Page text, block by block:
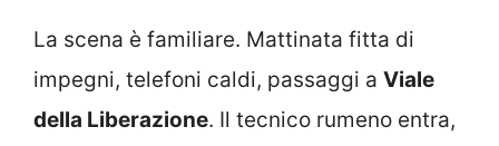
La scena è familiare. Mattinata fitta di
impegni, telefoni caldi, passaggi a Viale
della Liberazione. Il tecnico rumeno entra,